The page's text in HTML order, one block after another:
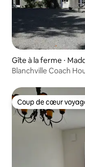
Gîte à la ferme ⋅
Blanchville Coach
Coup de cœur
Coup de cœur